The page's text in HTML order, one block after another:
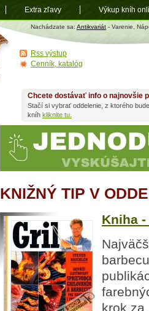
Antikvariát
shop.sk
Nachádzate sa: Antikvariát - Varenie,
KNIŽNÝ TIP V
Kniha
krok za
Chcete dostávať info o najnovšie
Stačí si vybrať oddelenie, z ktorého
kníh kliknite tu.
Rss výstup
Cenník, katalóg
Extra zľavy Výkup kníh